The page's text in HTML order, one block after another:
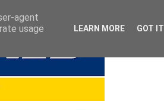
agent
usage
LEARN MORE GOT IT